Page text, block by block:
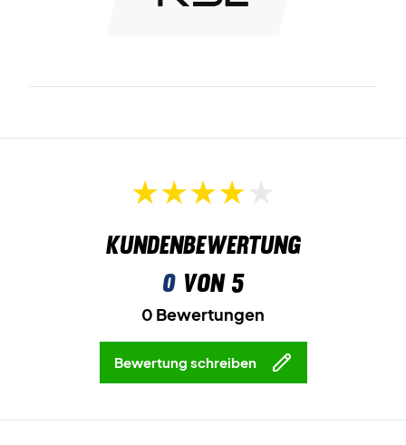
Kundenbewertung
0von 5
0 Bewertungen
Bewertung schreiben